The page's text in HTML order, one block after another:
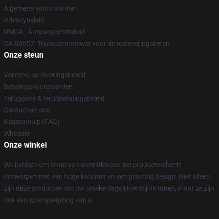
Algemene voorwaarden
Privacybeleid
DMCA - Auteursrechtbeleid
CA SB657: Transparantiewet voor de toeleveringsketen
Onze steun
Verzend- en leveringsbeleid
Betalingsvoorwaarden
Teruggave & terugbetalingsbeleid
Contacteer ons
Klantenhulp (FAQ)
Whosale
Onze winkel
We hebben een team van wereldklasse dat producten heeft
ontworpen met een hoge kwaliteit en een prachtig design. Niet alleen
zijn deze producten om uw unieke dagelijkse stijl te tonen, maar ze zijn
ook een weerspiegeling van u.